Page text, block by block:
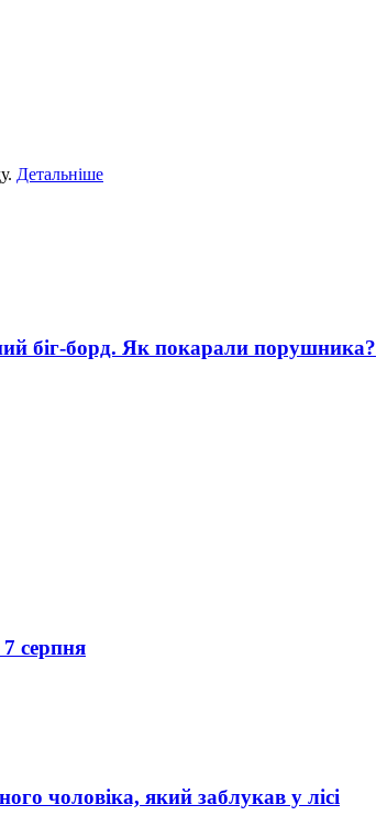
Детальніше
біг-борд. Як покарали порушника?
серпня
чоловіка, який заблукав у лісі